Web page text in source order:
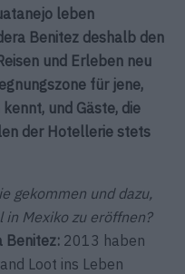
leben
Benitez deshalb den
und Erleben neu
für jene,
und Gäste, die
der Hotellerie stets
gekommen und dazu,
Mexiko zu eröffnen?
Benitez: 2013 haben
Loot ins Leben